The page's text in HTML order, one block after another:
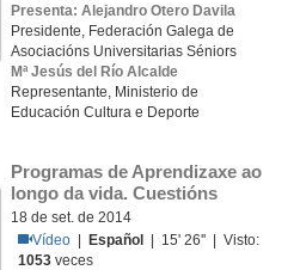
Presenta: Alejandro Otero Davila
Presidente, Federación Galega de
Asociacións Universitarias Séniors
Mª Jesús del Río Alcalde
Representante, Ministerio de
Educación Cultura e Deporte
Programas de Aprendizaxe ao
longo da vida. Cuestións
18 de set. de 2014
Vídeo
Español
| 15' 26'' | Visto:
1053 veces